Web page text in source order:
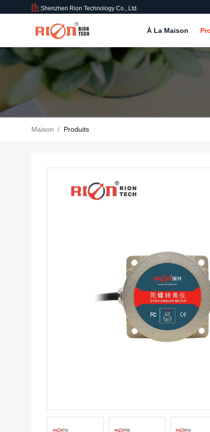
Shenzhen Rion Technology Co., Ltd.
À La Maison
Maison / Produits